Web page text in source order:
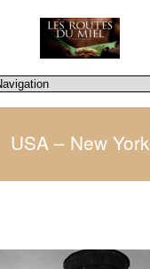
USA – New York